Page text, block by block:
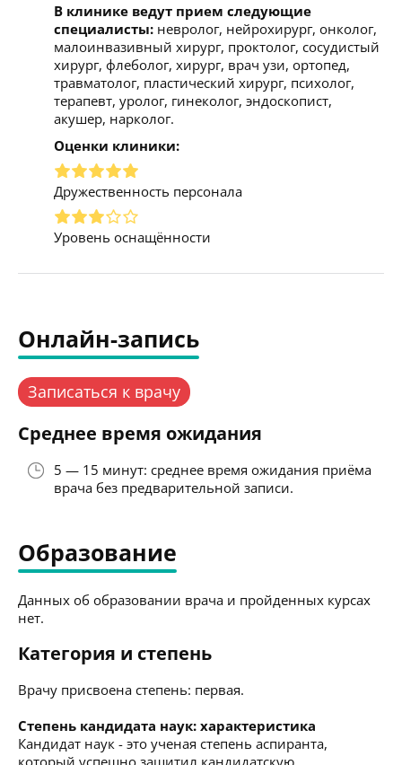
В клинике ведут прием следующие
специалисты: невролог, нейрохирург, онколог,
малоинвазивный хирург, проктолог, сосудистый
хирург, флеболог, хирург, врач узи, ортопед,
травматолог, пластический хирург, психолог,
терапевт, уролог, гинеколог, эндоскопист,
акушер, нарколог.
Оценки клиники:
Дружественность персонала
Уровень оснащённости
Онлайн-запись
Записаться к врачу
Среднее время ожидания
5 — 15 минут: среднее время ожидания приёма
врача без предварительной записи.
Образование
Данных об образовании врача и пройденных курсах
нет.
Категория и степень
Врачу присвоена степень: первая.
Степень кандидата наук: характеристика
Кандидат наук - это ученая степень аспиранта,
который успешно защитил кандидатскую